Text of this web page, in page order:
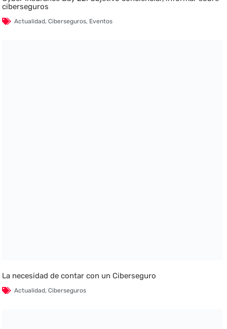
ciberseguros
Actualidad,Ciberseguros, Eventos
La necesidad de contar con un Ciberseguro
Actualidad,Ciberseguros